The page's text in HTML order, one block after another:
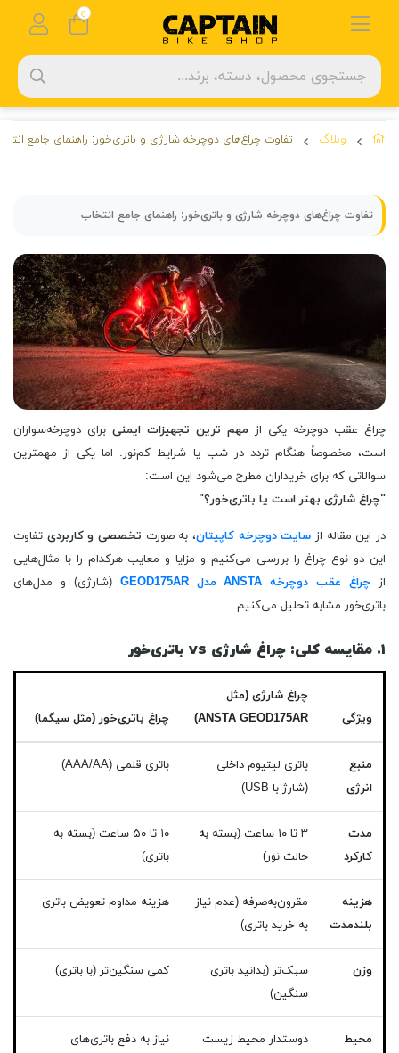
وبلاگ تفاوت چراغ‌های دوچرخه شارژی و باتری‌خور: راهنمای جامع
تفاوت چراغ‌های دوچرخه شارژی و باتری‌خور: راهنمای جامع انتخاب
چراغ عقب دوچرخه یکی از مهم ترین تجهیزات ایمنی برای دوچرخه‌سواران
است، مخصوصاً هنگام تردد در شب یا شرایط کم‌نور. اما یکی از مهمترین
سوالاتی که برای خریداران مطرح می‌شود این است:
"چراغ شارژی بهتر است یا باتری‌خور؟"
در این مقاله از سایت دوچرخه کاپیتان، به صورت تخصصی و کاربردی تفاوت
این دو نوع چراغ را بررسی می‌کنیم و مزایا و معایب هرکدام را با مثال‌هایی
از
چراغ عقب دوچرخه ANSTA مدل GEOD175AR
(شارژی) و مدل‌های
باتری‌خور مشابه تحلیل می‌کنیم.
۱. مقایسه کلی: چراغ شارژی vs باتری‌خور
ویژگی
چراغ شارژی (مثل
ANSTA GEOD175AR)
چراغ باتری‌خور (مثل سیگما)
منبع
انرژی
باتری لیتیوم داخلی
(شارژ با USB)
باتری قلمی (AAA/AA)
مدت
کارکرد
۳ تا ۱۰ ساعت (بسته به
حالت نور)
۱۰ تا ۵۰ ساعت (بسته به
باتری)
هزینه
بلندمدت
مقرون‌به‌صرفه (عدم نیاز
به خرید باتری)
هزینه مداوم تعویض باتری
وزن
سبک‌تر (بدانید باتری
سنگین)
کمی سنگین‌تر (با باتری)
محیط
دوستدار محیط زیست
نیاز به دفع باتری‌های
0